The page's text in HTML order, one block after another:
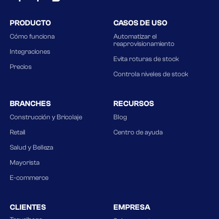
PRODUCTO
Cómo funciona
Integraciones
Precios
CASOS DE USO
Automatizar el
reaprovisionamiento
Evita roturas de stock
Controla niveles de stock
BRANCHES
Construcción y Bricolaje
Retail
Salud y Belleza
Mayorista
E-commerce
RECURSOS
Blog
Centro de ayuda
CLIENTES EMPRESA